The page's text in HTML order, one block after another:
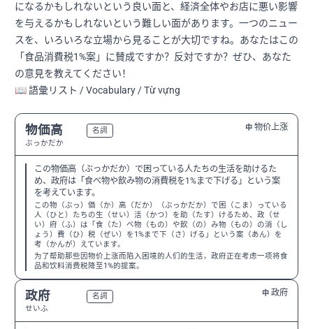
になるかもしれないという良い面と、経済全体やお店に悪い影響
を与えるかもしれないという難しい面があります。一つのニュー
スを、いろいろな立場から見ることが大切ですね。あなたはこの
「食品消費税1%案」に賛成ですか？反対ですか？ぜひ、あなた
の意見を教えてください！
📖 語彙リスト / Vocabulary / Từ vựng
物価高
ぶっかだか
名詞 中 物价上涨
この物価高（ぶっかだか）で困っている人たちの生活を助けるた
め、政府は「食べ物や飲み物の消費税を1%まで下げる」という案
を考えています。
この物（ぶっ）価（か）高（だか）（ぶっかだか）で困（こま）っている
人（ひと）たちの生（せい）活（かつ）を助（たす）けるため、政（せ
い）府（ふ）は「食（た）べ物（もの）や飲（の）み物（もの）の消（し
ょう）費（ひ）税（ぜい）を1%まで下（さ）げる」という案（あん）を
考（かんが）えています。
为了帮助那些因物价上涨而陷入困境的人们的生活，政府正在考虑一项将食
品和饮料消费税降至1%的提案。
政府
せいふ
名詞 中 政府